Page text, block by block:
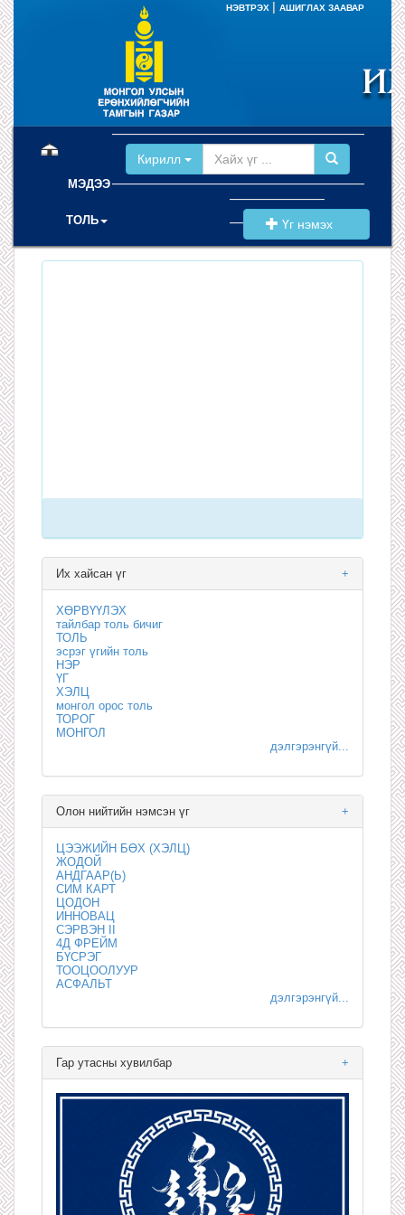
НЭВТРЭХ АШИГЛАХ ЗААВАР
МЭДЭЭ
ТОЛЬ
Кирилл
Үг нэмэх
+
Их хайсан үг
ХӨРВҮҮЛЭХ
тайлбар толь бичиг
ТОЛЬ
эсрэг үгийн толь
НЭР
ҮГ
ХЭЛЦ
монгол орос толь
ТОРОГ
МОНГОЛ
дэлгэрэнгүй...
+
Олон нийтийн нэмсэн үг
ЦЭЭЖИЙН БӨХ (ХЭЛЦ)
ЖОДОЙ
АНДГААР(Ь)
СИМ КАРТ
ЦОДОН
ИННОВАЦ
СЭРВЭН II
4Д ФРЕЙМ
БҮСРЭГ
ТООЦООЛУУР
АСФАЛЬТ
дэлгэрэнгүй...
+
Гар утасны хувилбар